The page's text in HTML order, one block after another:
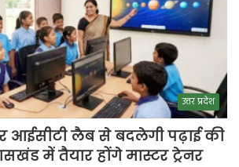
उत्तर प्रदेश
आईसीटी लैब से बदलेगी पढ़ाई की
में तैयार होंगे मास्टर ट्रेनर